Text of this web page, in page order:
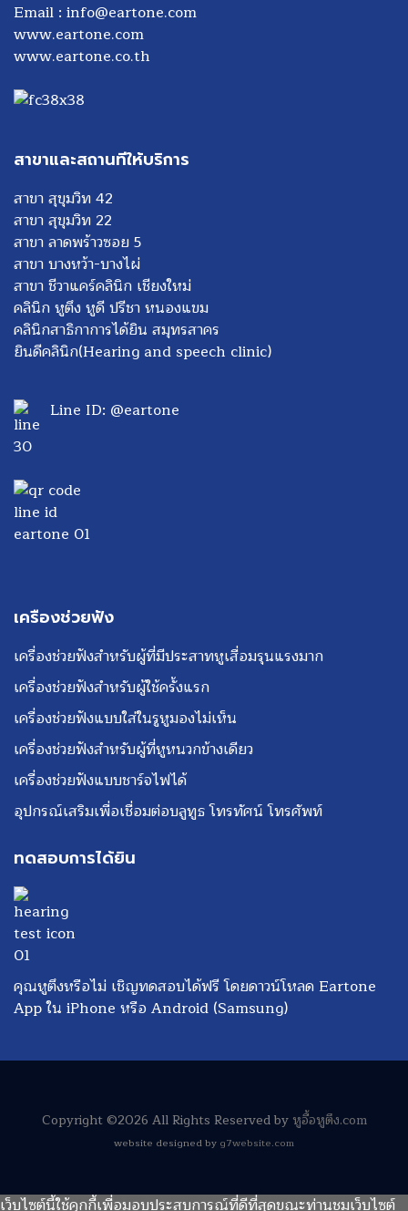
Email : info@eartone.com
www.eartone.com
www.eartone.co.th
สาขาและสถานที่ให้บริการ
สาขา สุขุมวิท 42
สาขา สุขุมวิท 22
สาขา ลาดพร้าวซอย 5
สาขา บางหว้า-บางไผ่
สาขา ชีวาแคร์คลินิก เชียงใหม่
คลินิก หูตึง หูดี ปรีชา หนองแขม
คลินิกสาธิกาการได้ยิน สมุทรสาคร
ยินดีคลินิก(Hearing and speech clinic)
Line ID: @eartone
เครื่องช่วยฟัง
เครื่องช่วยฟังสำหรับผู้ที่มีประสาทหูเสื่อมรุนแรงมาก
เครื่องช่วยฟังสำหรับผู้ใช้ครั้งแรก
เครื่องช่วยฟังแบบใส่ในรูหูมองไม่เห็น
เครื่องช่วยฟังสำหรับผู้ที่หูหนวกข้างเดียว
เครื่องช่วยฟังแบบชาร์จไฟได้
อุปกรณ์เสริมเพื่อเชื่อมต่อบลูทูธ โทรทัศน์ โทรศัพท์
ทดสอบการได้ยิน
คุณหูตึงหรือไม่ เชิญทดสอบได้ฟรี โดยดาวน์โหลด Eartone
App ใน iPhone หรือ Android (Samsung)
Copyright ©2026 All Rights Reserved by หูอื้อหูตึง.com
website designed by g7website.com
เว็บไซต์นี้ใช้คุกกี้เพื่อมอบประสบการณ์ที่ดีที่สุดขณะท่านชมเว็บไซต์